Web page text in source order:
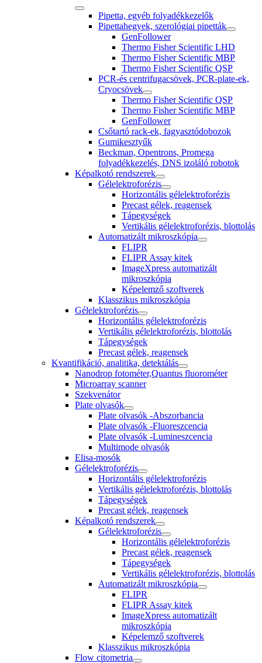
Pipetta, egyéb folyadékkezelők
Pipettahegyek, szerológiai pipetták
GenFollower
Thermo Fisher Scientific LHD
Thermo Fisher Scientific MBP
Thermo Fisher Scientific QSP
PCR-és centrifugacsövek, PCR-plate-ek,
Cryocsövek
Thermo Fisher Scientific QSP
Thermo Fisher Scientific MBP
GenFollower
Csőtartó rack-ek, fagyasztódobozok
Gumikesztyűk
Beckman, Opentrons, Promega
folyadékkezelés, DNS izoláló robotok
Képalkotó rendszerek
Gélelektroforézis
Horizontális gélelektroforézis
Precast gélek, reagensek
Tápegységek
Vertikális gélelektroforézis, blottolás
Automatizált mikroszkópia
FLIPR
FLIPR Assay kitek
ImageXpress automatizált
mikroszkópia
Képelemző szoftverek
Klasszikus mikroszkópia
Gélelektroforézis
Horizontális gélelektroforézis
Vertikális gélelektroforézis, blottolás
Tápegységek
Precast gélek, reagensek
Kvantifikáció, analitika, detektálás
Nanodrop fotométer,Quantus fluorométer
Microarray scanner
Szekvenátor
Plate olvasók
Plate olvasók -Abszorbancia
Plate olvasók -Fluoreszcencia
Plate olvasók -Lumineszcencia
Multimode olvasók
Elisa-mosók
Gélelektroforézis
Horizontális gélelektroforézis
Vertikális gélelektroforézis, blottolás
Tápegységek
Precast gélek, reagensek
Képalkotó rendszerek
Gélelektroforézis
Horizontális gélelektroforézis
Precast gélek, reagensek
Tápegységek
Vertikális gélelektroforézis, blottolás
Automatizált mikroszkópia
FLIPR
FLIPR Assay kitek
ImageXpress automatizált
mikroszkópia
Képelemző szoftverek
Klasszikus mikroszkópia
Flow citometria